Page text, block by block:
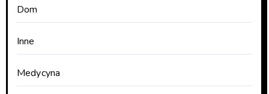
Dom
Inne
Medycyna